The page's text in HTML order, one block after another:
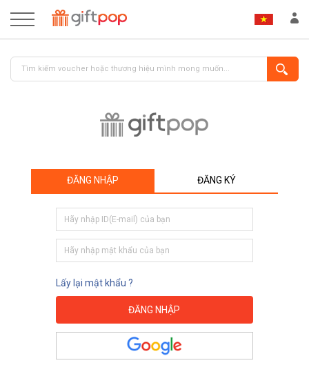
ĐĂNG NHẬP ĐĂNG KÝ
Lấy lại mật khẩu ?